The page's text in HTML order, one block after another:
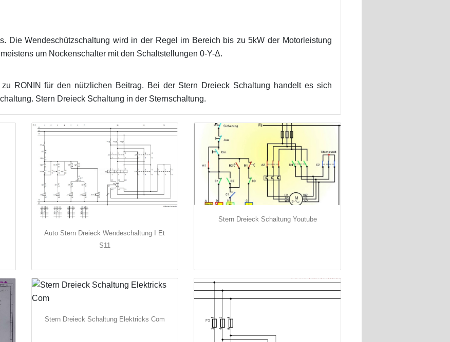
Die Wendeschützschaltung wird in der Regel im Bereich bis zu 5kW der Motorleistung
um Nockenschalter mit den Schaltstellungen 0-Y-Δ.
RONIN für den nützlichen Beitrag. Bei der Stern Dreieck Schaltung handelt es sich
Stern Dreieck Schaltung in der Sternschaltung.
Auto Stern Dreieck Wendeschaltung I Et
S11
Stern Dreieck Schaltung Youtube
Stern Dreieck Schaltung Elektricks Com